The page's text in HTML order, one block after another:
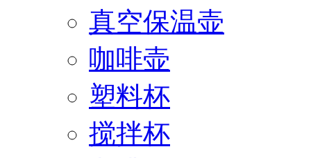
真空保温壶
咖啡壶
塑料杯
搅拌杯